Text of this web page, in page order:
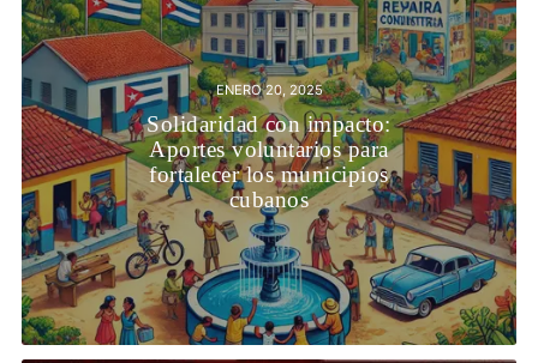
ENERO 20, 2025
Solidaridad con impacto:
Aportes voluntarios para
fortalecer los municipios
cubanos